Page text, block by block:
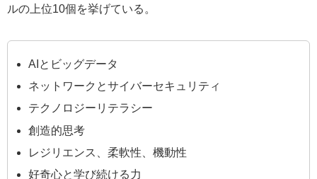
ルの上位10個を挙げている。
AIとビッグデータ
ネットワークとサイバーセキュリティ
テクノロジーリテラシー
創造的思考
レジリエンス、柔軟性、機動性
好奇心と学び続ける力